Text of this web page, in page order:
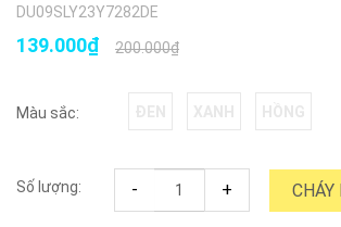
DU09SLY23Y7282DE
200.000₫
139.000₫
Màu sắc:
Số lượng: - + CHÁY